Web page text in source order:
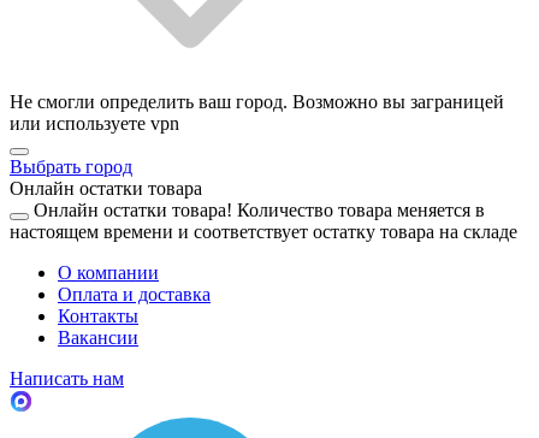
Не смогли определить ваш город. Возможно вы заграницей
или используете vpn
Выбрать город
Онлайн остатки товара
Онлайн остатки товара! Количество товара меняется в
настоящем времени и соответствует остатку товара на складе
О компании
Оплата и доставка
Контакты
Вакансии
Написать нам